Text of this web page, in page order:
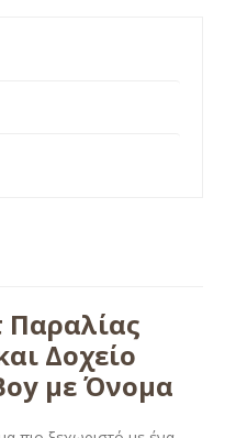
Παραλίας
Δοχείο
με Όνομα